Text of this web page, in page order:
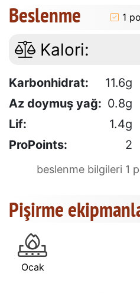
Beslenme 1
Kalori:
Karbonhidrat: 11.6g
Az doymuş yağ: 0.8g
Lif:
1.4g
ProPoints:
2
beslenme bilgileri 1
Pişirme
Ocak